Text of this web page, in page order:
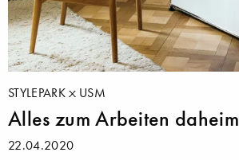
STYLEPARK USM
Alles zum Arbeiten daheim
22.04.2020